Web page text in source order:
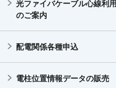
光ファイバケーブル心線利用
のご案内
配電関係各種申込
電柱位置情報データの販売